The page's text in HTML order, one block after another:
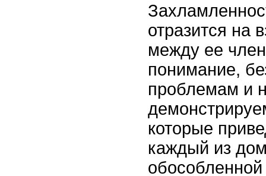
отразится на
между ее
понимание,
проблемам и
которые
каждый из